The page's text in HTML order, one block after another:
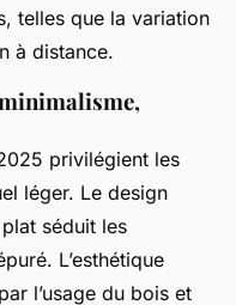
telles que la variation
à distance.
privilégient les
léger. Le design
séduit les
L’esthétique
l’usage du bois et